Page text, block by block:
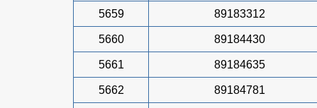
5659 89183312
5660 89184430
5661 89184635
5662 89184781